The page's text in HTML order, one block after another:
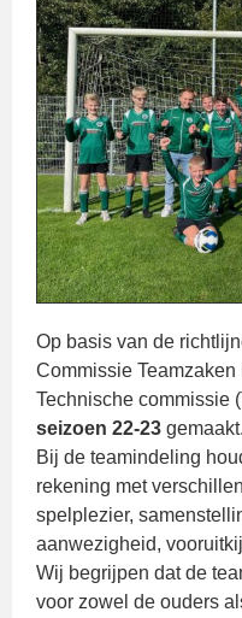
Op basis van de
Commissie
Technische commissie
seizoen 22-23 gemaakt.
Bij de teamindeling
rekening met
spelplezier,
aanwezigheid,
Wij begrijpen dat de
voor zowel de ouders